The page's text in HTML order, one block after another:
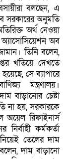
বলছেন, এ
সরকারের অনুমতি
অর্থ নেওয়া
অ্যাসোসিয়েশন অব
তিনি বলেন,
খতিয়ে দেখতে
সে ব্যাপারে
মন্ত্রণালয়।
বাড়ানোর চেষ্টা
না হয়, সরকারকে
রিফাইনার্স
নির্বাহী কর্মকর্তা
তেলের দাম
দাম বাড়ানো